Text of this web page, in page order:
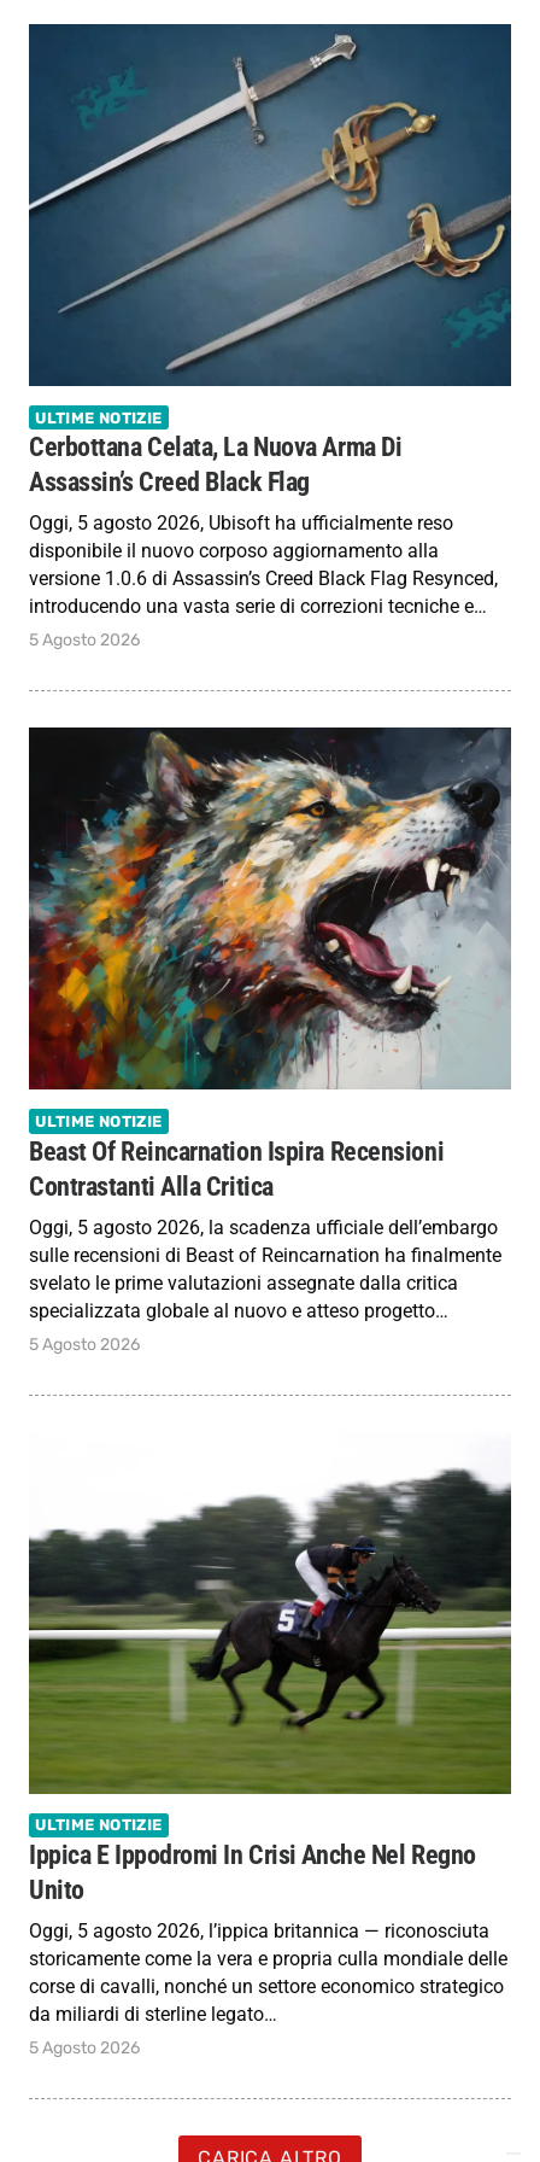
ULTIME NOTIZIE
Cerbottana Celata, La Nuova Arma Di
Assassin’s Creed Black Flag
Oggi, 5 agosto 2026, Ubisoft ha ufficialmente reso
disponibile il nuovo corposo aggiornamento alla
versione 1.0.6 di Assassin’s Creed Black Flag Resynced,
introducendo una vasta serie di correzioni tecniche e…
5 Agosto 2026
ULTIME NOTIZIE
Beast Of Reincarnation Ispira Recensioni
Contrastanti Alla Critica
Oggi, 5 agosto 2026, la scadenza ufficiale dell’embargo
sulle recensioni di Beast of Reincarnation ha finalmente
svelato le prime valutazioni assegnate dalla critica
specializzata globale al nuovo e atteso progetto…
5 Agosto 2026
ULTIME NOTIZIE
Ippica E Ippodromi In Crisi Anche Nel Regno
Unito
Oggi, 5 agosto 2026, l’ippica britannica — riconosciuta
storicamente come la vera e propria culla mondiale delle
corse di cavalli, nonché un settore economico strategico
da miliardi di sterline legato…
5 Agosto 2026